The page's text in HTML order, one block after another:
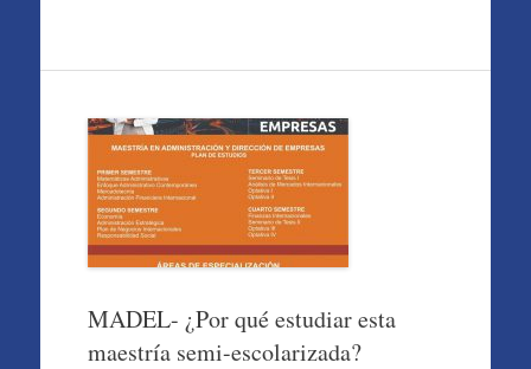
MADEL- ¿Por qué estudiar esta
maestría semi-escolarizada?